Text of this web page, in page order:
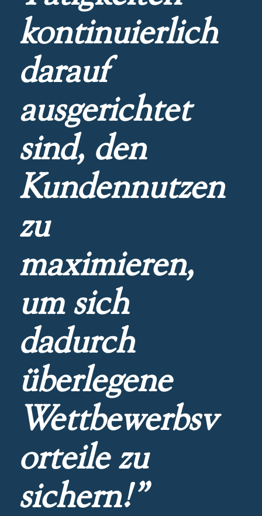
kontinuierlich
darauf
ausgerichtet
sind, den
Kundennutzen
zu
maximieren,
um sich
dadurch
überlegene
Wettbewerbsv
orteile zu
sichern!”